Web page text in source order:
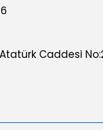
Caddesi